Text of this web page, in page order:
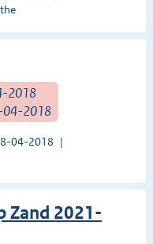
2018
04-2018
04-2018
Zand 2021-